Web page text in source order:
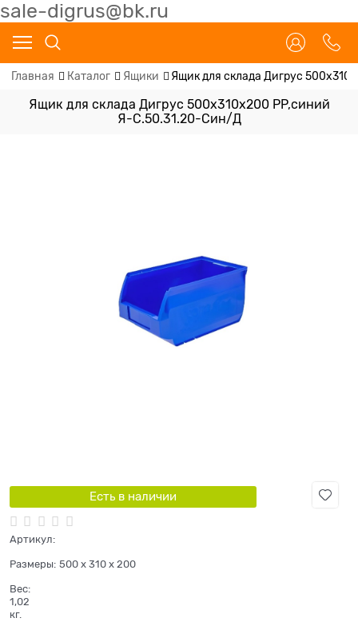
sale-digrus@bk.ru
Главная Каталог Ящики Ящик для склада Дигрус
Ящик для склада Дигрус 500х310х200 PP,синий
Я-С.50.31.20-Син/Д
Есть в наличии
Артикул:
Размеры: 500 x 310 x 200
Вес:
1,02
кг.